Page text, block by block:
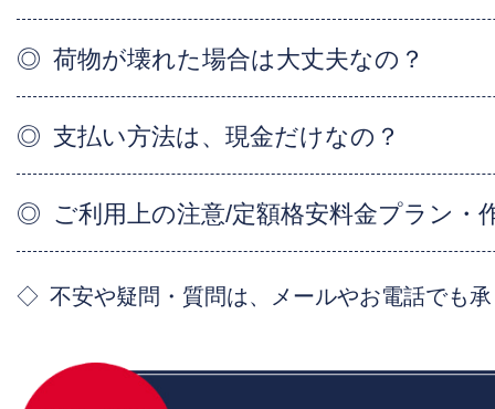
荷物が壊れた場合は大丈夫なの？
支払い方法は、現金だけなの？
ご利用上の注意/定額格安料金プラン・
不安や疑問・質問は、メールやお電話でも